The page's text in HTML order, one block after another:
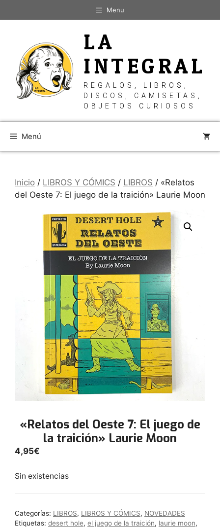
al
Menu
LA
INTEGRAL
REGALOS, LIBROS,
DISCOS, CAMISETAS,
OBJETOS CURIOSOS
Menú
Inicio / LIBROS Y CÓMICS / LIBROS / «Relatos
del Oeste 7: El juego de la traición» Laurie Moon
«Relatos del Oeste 7: El juego de
la traición» Laurie Moon
4,95€
Sin existencias
Categorías: LIBROS, LIBROS Y CÓMICS, NOVEDADES
Etiquetas: desert hole, el juego de la traición, laurie moon,